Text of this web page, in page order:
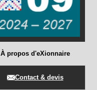
À propos d'eXionnaire
Contact & devis